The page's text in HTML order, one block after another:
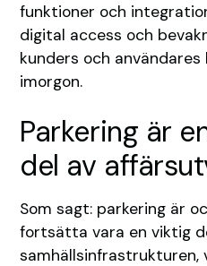
funktioner och
digital access och
kunders och
imorgon.
Parkering är
del av
Som sagt: parkering är
fortsätta vara en viktig